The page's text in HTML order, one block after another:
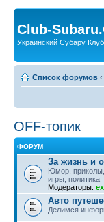
Club-
Украинский Субару Клуб
Список форумов ‹
OFF-топик
ФОРУМ
За жизнь и
Юмор, приколы,
игры, политика
Модераторы:
Авто
Делимся